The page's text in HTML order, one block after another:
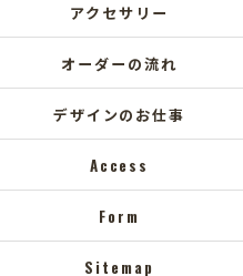
アクセサリー
オーダーの流れ
デザインのお仕事
Access
Form
Sitemap